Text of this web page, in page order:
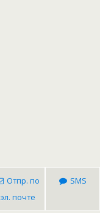
Отпр. по
эл. почте
SMS